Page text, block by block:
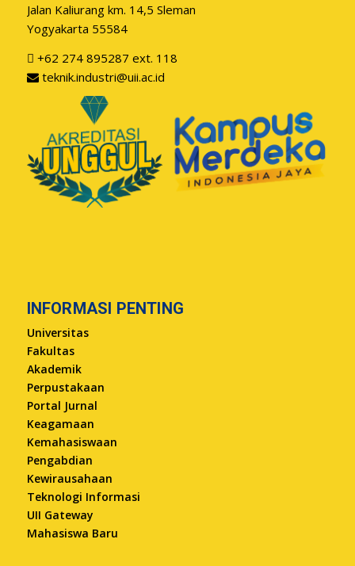
Jalan Kaliurang km. 14,5 Sleman
Yogyakarta 55584
+62 274 895287 ext. 118
teknik.industri@uii.ac.id
INFORMASI PENTING
Universitas
Fakultas
Akademik
Perpustakaan
Portal Jurnal
Keagamaan
Kemahasiswaan
Pengabdian
Kewirausahaan
Teknologi Informasi
UII Gateway
Mahasiswa Baru